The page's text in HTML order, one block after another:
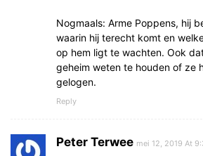
Nogmaals: Arme Poppens, hij
waarin hij terecht komt en
op hem ligt te wachten. Ook
geheim weten te houden of ze
gelogen.
Reply
Peter Terwee mei 12, 2019 At